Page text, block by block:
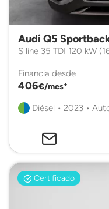
Audi Q5
S line 35 TDI 120 kW
Financia desde
406€/mes*
Diésel • 2023 •
Certificado